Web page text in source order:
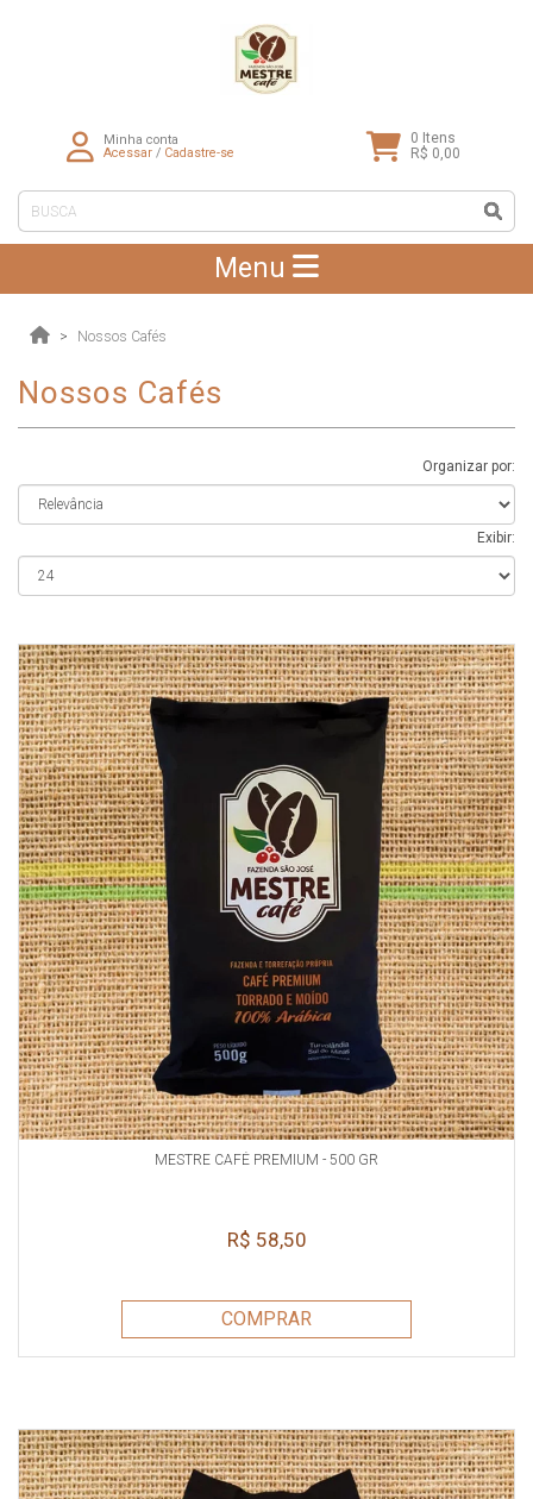
Minha conta
Acessar/ Cadastre-se
0 Itens
R$ 0,00
Menu
Nossos Cafés
Nossos Cafés
Organizar por:
Exibir:
MESTRE CAFÉ PREMIUM - 500 GR
R$ 58,50
COMPRAR